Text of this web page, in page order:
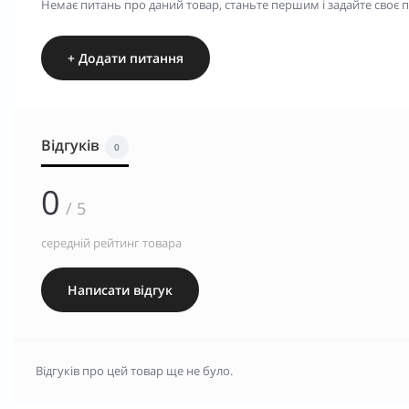
Немає питань про даний товар, станьте першим і задайте своє
+ Додати питання
Відгуків 0
0 / 5
середній рейтинг товара
Написати відгук
Відгуків про цей товар ще не було.